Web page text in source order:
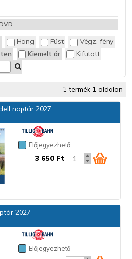
Hang Füst
Végz. fény
Kiemelt ár Kifutott
3 termék 1 oldalon
naptár 2027
Előjegyezhető
3 650 Ft
2027
Előjegyezhető